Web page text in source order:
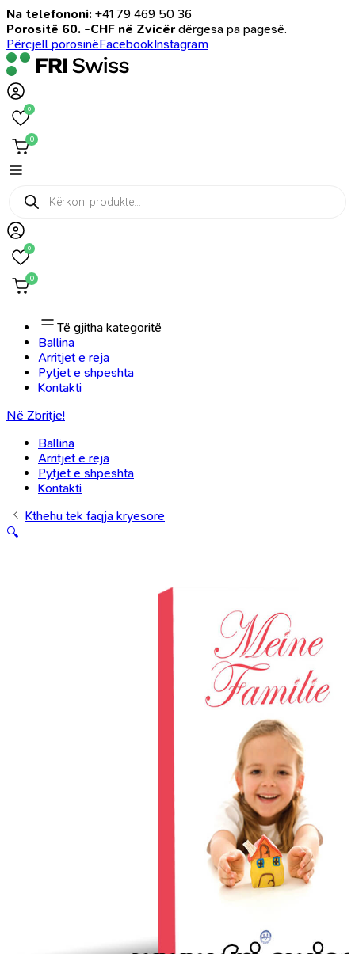
Na telefononi: +41 79 469 50 36
Porositë 60. -CHF në Zvicër dërgesa pa pagesë.
Përcjell porosinëFacebookInstagram
0
0
Products
search
0
0
Të gjitha kategoritë
Ballina
Arritjet e reja
Pytjet e shpeshta
Kontakti
Në Zbritje!
Ballina
Arritjet e reja
Pytjet e shpeshta
Kontakti
Kthehu tek faqja kryesore
🔍